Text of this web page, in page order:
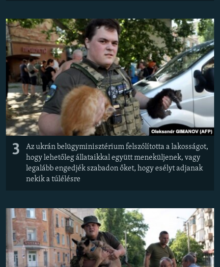
3
Az ukrán belügyminisztérium felszólította a lakosságot,
hogy lehetőleg állataikkal együtt meneküljenek, vagy
legalább engedjék szabadon őket, hogy esélyt adjanak
nekik a túlélésre